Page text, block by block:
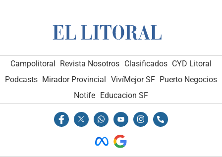
Campolitoral Revista Nosotros Clasificados CYD Litoral
Podcasts Mirador Provincial VivíMejor SF Puerto Negocios
Notife Educacion SF